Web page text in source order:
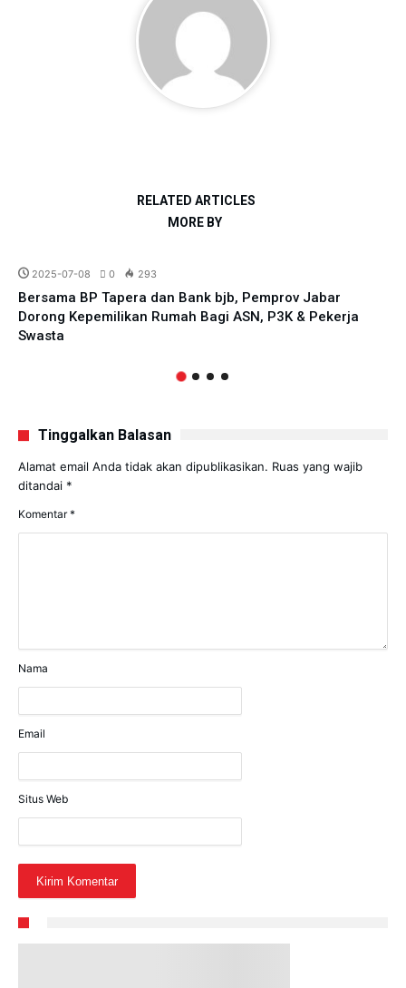
RELATED ARTICLES
MORE BY
2025-07-08 0 293
Bersama BP Tapera dan Bank bjb, Pemprov Jabar
Dorong Kepemilikan Rumah Bagi ASN, P3K & Pekerja
Swasta
Tinggalkan Balasan
Alamat email Anda tidak akan dipublikasikan. Ruas yang wajib
ditandai *
Komentar*
Nama
Email
Situs Web